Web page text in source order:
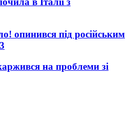
опинився під російським
на проблеми зі